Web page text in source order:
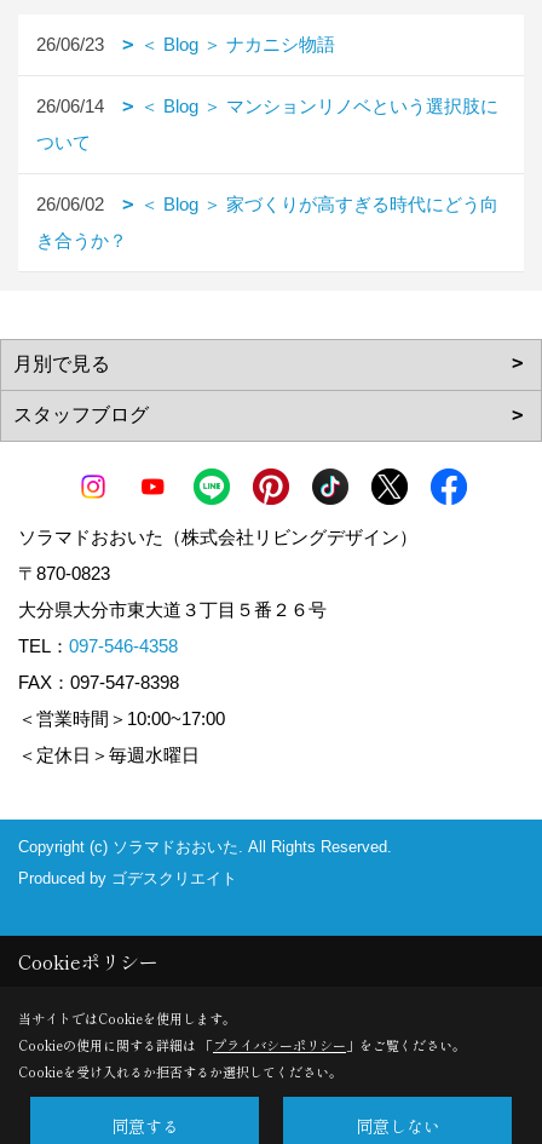
26/06/23 ＜ Blog ＞ ナカニシ物語
26/06/14
＜ Blog ＞ マンションリノベという選択肢に
ついて
26/06/02
＜ Blog ＞ 家づくりが高すぎる時代にどう向
き合うか？
ソラマドおおいた（株式会社リビングデザイン）
〒870-0823
大分県大分市東大道３丁目５番２６号
TEL： 097-546-4358
FAX：097-547-8398
＜営業時間＞10:00~17:00
＜定休日＞毎週水曜日
Copyright (c) ソラマドおおいた. All Rights Reserved.
Produced by ゴデスクリエイト
Cookieポリシー
当サイトではCookieを使用します。
Cookieの使用に関する詳細は 「プライバシーポリシー 」をご覧ください。
Cookieを受け入れるか拒否するか選択してください。
同意する 同意しない